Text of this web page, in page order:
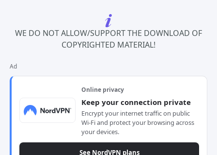
WE DO NOT ALLOW/SUPPORT THE DOWNLOAD OF
COPYRIGHTED MATERIAL!
Ad
Online privacy
Keep your connection private
Encrypt your internet traffic on public
Wi-Fi and protect your browsing across
your devices.
See NordVPN plans